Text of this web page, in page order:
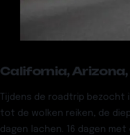
California,
Tijdens de roadtrip
tot de wolken reiken, de
dagen lachen. 16 dagen